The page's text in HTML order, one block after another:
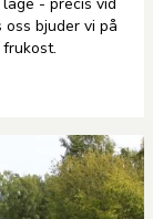
bjuder vi på